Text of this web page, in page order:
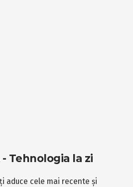
- Tehnologia la zi
aduce cele mai recente și